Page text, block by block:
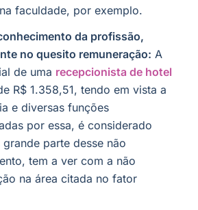
faculdade, por exemplo.
da profissão,
no quesito remuneração: A
de uma recepcionista de hotel
R$ 1.358,51, tendo em vista a
e diversas funções
por essa, é considerado
parte desse não
tem a ver com a não
na área citada no fator